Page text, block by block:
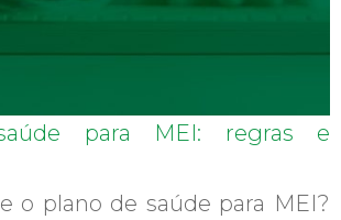
para MEI: regras e
o plano de saúde para MEI?